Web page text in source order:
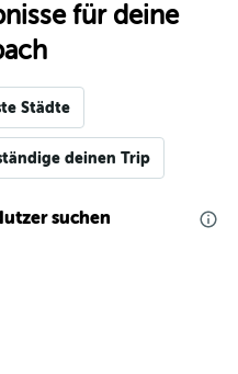
für deine
Städte
deinen Trip
suchen